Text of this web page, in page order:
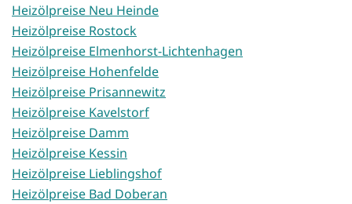
Heizölpreise Neu Heinde
Heizölpreise Rostock
Heizölpreise Elmenhorst-Lichtenhagen
Heizölpreise Hohenfelde
Heizölpreise Prisannewitz
Heizölpreise Kavelstorf
Heizölpreise Damm
Heizölpreise Kessin
Heizölpreise Lieblingshof
Heizölpreise Bad Doberan